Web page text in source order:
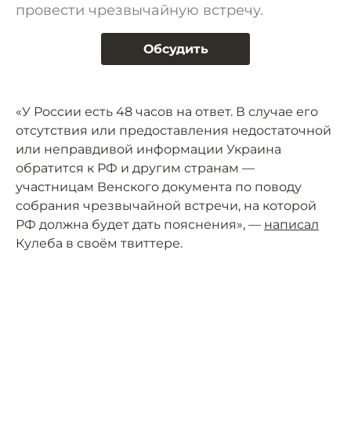
провести чрезвычайную встречу.
Обсудить
«У России есть 48 часов на ответ. В случае его
отсутствия или предоставления недостаточной
или неправдивой информации Украина
обратится к РФ и другим странам —
участницам Венского документа по поводу
собрания чрезвычайной встречи, на которой
РФ должна будет дать пояснения», — написал
Кулеба в своём твиттере.